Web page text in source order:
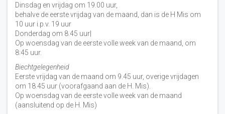
Dinsdag en vrijdag om 19.00 uur,
behalve de eerste vrijdag van de maand, dan is de H Mis om
10 uur i.p.v. 19 uur
Donderdag om 8.45 uur|
Op woensdag van de eerste volle week van de maand, om
8:45 uur.
Biechtgelegenheid
Eerste vrijdag van de maand om 9.45 uur, overige vrijdagen
om 18.45 uur (voorafgaand aan de H. Mis).
Op woensdag van de eerste volle week van de maand
(aansluitend op de H. Mis)